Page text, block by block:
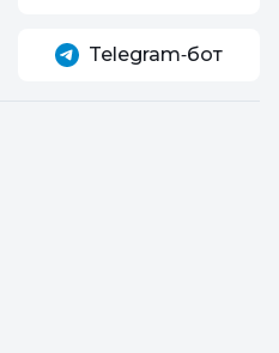
Telegram‑бот